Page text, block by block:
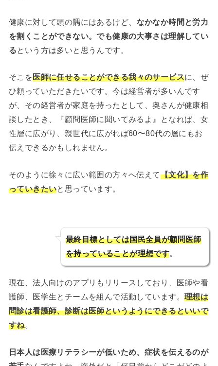
健康に対して頭の隅にはあるけど、 なかなか時間と労力
を割くことができない。でも健康の大事さは理解してい
るという方は多いと思うんです。
そこを医師に任せることができる我々のサービスに、ぜ
ひ頼っていただきたいです。今は経営者が多いんです
が、その経営者が家庭を持ったとして、奥さんが健康相
談したとき、『顧問医師に聞いてみるよ』となれば、女
性層に広がり、親世代に広がれば60〜80代の層にもお
伝えできるかもしれません。
そのように徐々に広い範囲の方々へ伝えて【文化】を作
っていきたいと思っています。
最終目標としては国民全員が顧問医師
を持っていることが理想です。
現在、法人向けのアプリもリリースしており、医師や看
護師、医学生とチームを組んで活動しています。 理想は
問診は看護師、診断は医師というようにできるといいで
すね。
日本人は医療リテラシーが低いため、症状を伝えるのが